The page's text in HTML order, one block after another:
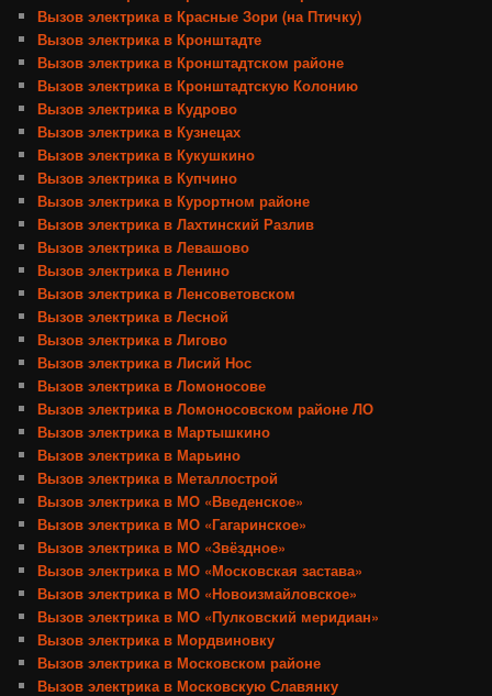
Вызов электрика в Красные Зори (на Птичку)
Вызов электрика в Кронштадте
Вызов электрика в Кронштадтском районе
Вызов электрика в Кронштадтскую Колонию
Вызов электрика в Кудрово
Вызов электрика в Кузнецах
Вызов электрика в Кукушкино
Вызов электрика в Купчино
Вызов электрика в Курортном районе
Вызов электрика в Лахтинский Разлив
Вызов электрика в Левашово
Вызов электрика в Ленино
Вызов электрика в Ленсоветовском
Вызов электрика в Лесной
Вызов электрика в Лигово
Вызов электрика в Лисий Нос
Вызов электрика в Ломоносове
Вызов электрика в Ломоносовском районе ЛО
Вызов электрика в Мартышкино
Вызов электрика в Марьино
Вызов электрика в Металлострой
Вызов электрика в МО «Введенское»
Вызов электрика в МО «Гагаринское»
Вызов электрика в МО «Звёздное»
Вызов электрика в МО «Московская застава»
Вызов электрика в МО «Новоизмайловское»
Вызов электрика в МО «Пулковский меридиан»
Вызов электрика в Мордвиновку
Вызов электрика в Московском районе
Вызов электрика в Московскую Славянку